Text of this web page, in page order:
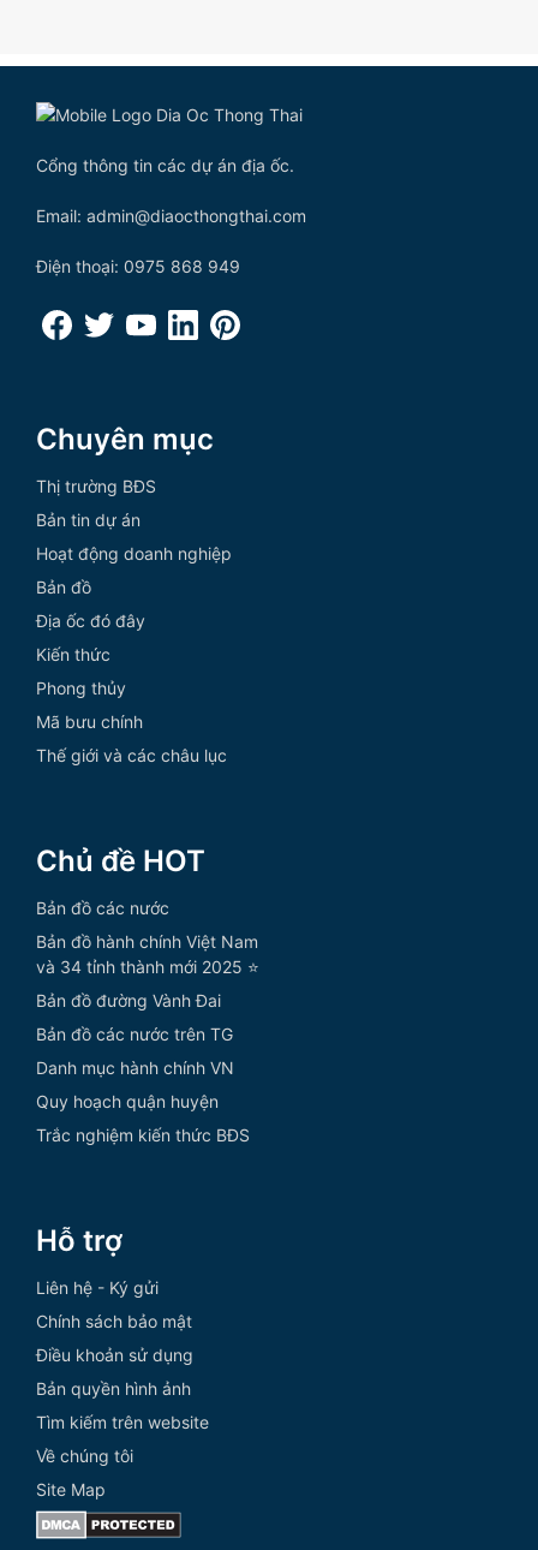
Cổng thông tin các dự án địa ốc.
Email: admin@diaocthongthai.com
Điện thoại: 0975 868 949
Chuyên mục
Thị trường BĐS
Bản tin dự án
Hoạt động doanh nghiệp
Bản đồ
Địa ốc đó đây
Kiến thức
Phong thủy
Mã bưu chính
Thế giới và các châu lục
Chủ đề HOT
Bản đồ các nước
Bản đồ hành chính Việt Nam
và 34 tỉnh thành mới 2025 ⭐
Bản đồ đường Vành Đai
Bản đồ các nước trên TG
Danh mục hành chính VN
Quy hoạch quận huyện
Trắc nghiệm kiến thức BĐS
Hỗ trợ
Liên hệ - Ký gửi
Chính sách bảo mật
Điều khoản sử dụng
Bản quyền hình ảnh
Tìm kiếm trên website
Về chúng tôi
Site Map